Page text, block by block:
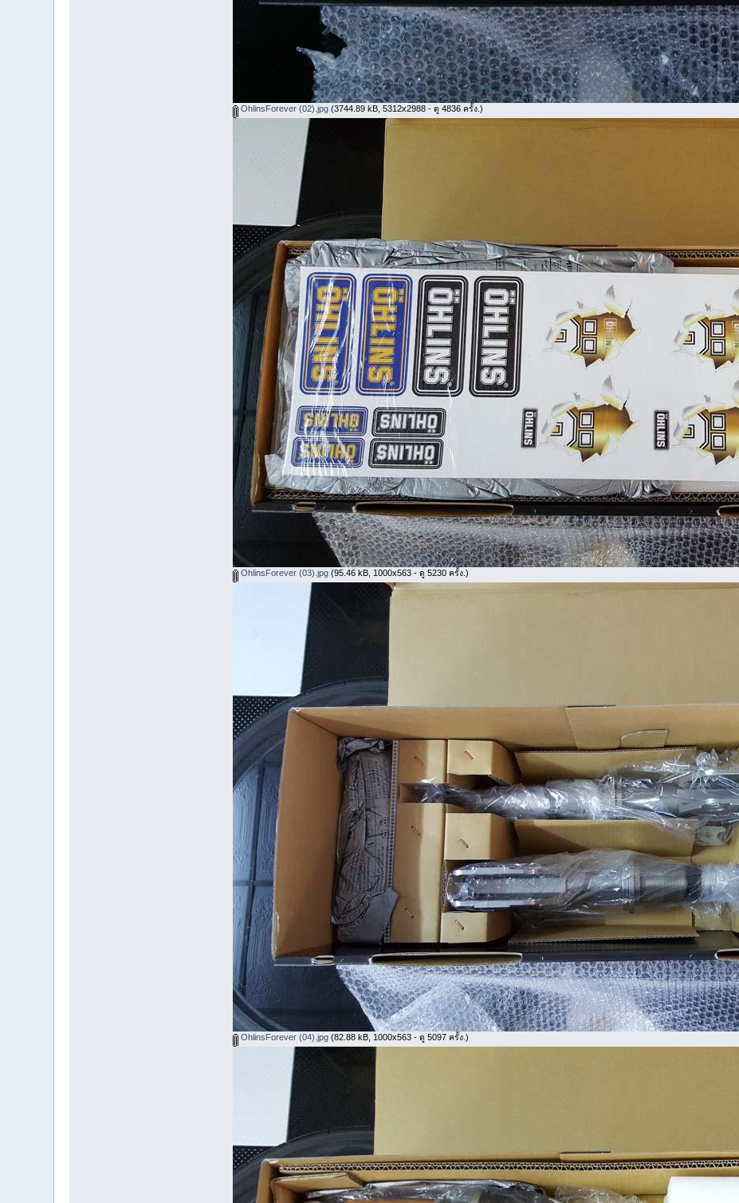
OhlinsForever (02).jpg (3744.89 kB, 5312x2988 - ดู 4836 ครั้ง.)
OhlinsForever (03).jpg (95.46 kB, 1000x563 - ดู 5230 ครั้ง.)
OhlinsForever (04).jpg (82.88 kB, 1000x563 - ดู 5097 ครั้ง.)